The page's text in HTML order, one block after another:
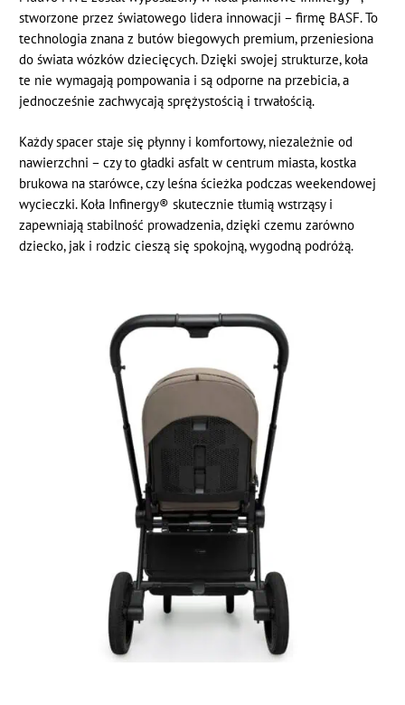
stworzone przez światowego lidera innowacji – firmę BASF. To
technologia znana z butów biegowych premium, przeniesiona
do świata wózków dziecięcych. Dzięki swojej strukturze, koła
te nie wymagają pompowania i są odporne na przebicia, a
jednocześnie zachwycają sprężystością i trwałością.
Każdy spacer staje się płynny i komfortowy, niezależnie od
nawierzchni – czy to gładki asfalt w centrum miasta, kostka
brukowa na starówce, czy leśna ścieżka podczas weekendowej
wycieczki. Koła Infinergy® skutecznie tłumią wstrząsy i
zapewniają stabilność prowadzenia, dzięki czemu zarówno
dziecko, jak i rodzic cieszą się spokojną, wygodną podróżą.